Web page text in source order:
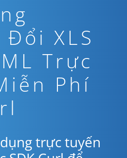
XLS
Trực
Phí
trực tuyến